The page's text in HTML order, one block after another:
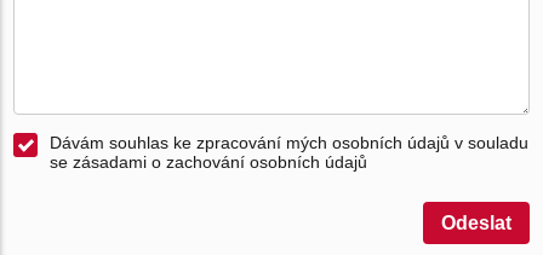
Dávám souhlas ke zpracování mých osobních údajů v souladu
se zásadami o zachování osobních údajů
Odeslat